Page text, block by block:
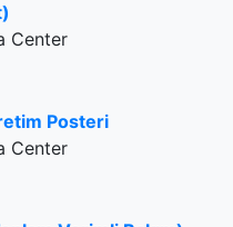
Center
Posteri
Center